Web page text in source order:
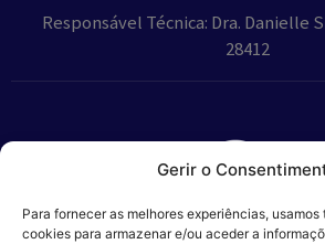
Gerir o
Para fornecer as melhores experiências,
cookies para armazenar e/ou aceder a
Responsável Técnica: Dra. Danielle
28412
Parceiros: